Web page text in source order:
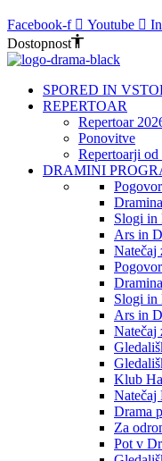
Facebook-f Youtube
Dostopnost
SPORED IN
REPERTOAR
Repertoar
Ponovitve
Repertoarji od
DRAMINI
Slogi in
Ars in
Natečaj
Slogi in
Ars in
Natečaj
Klub
Natečaj
Drama
Za
Pot v